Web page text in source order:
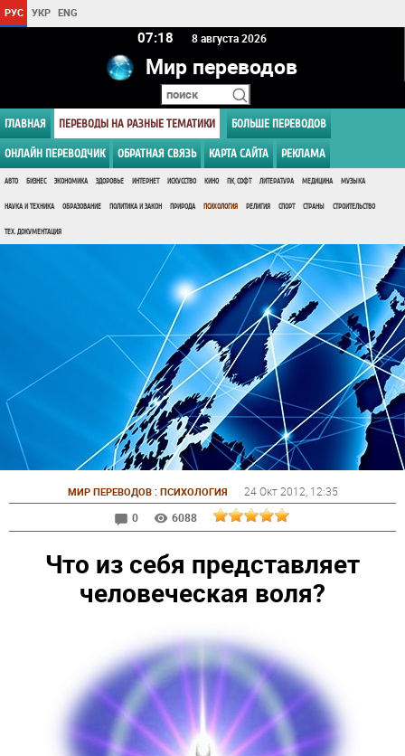
РУС УКР ENG
07 18 8 августа 2026
Мир переводов
ГЛАВНАЯ ПЕРЕВОДЫ НА РАЗНЫЕ ТЕМАТИКИ БОЛЬШЕ ПЕРЕВОДОВ
ОНЛАЙН ПЕРЕВОДЧИК ОБРАТНАЯ СВЯЗЬ КАРТА САЙТА РЕКЛАМА
АВТО БИЗНЕС ЭКОНОМИКА ЗДОРОВЬЕ ИНТЕРНЕТ ИСКУССТВО КИНО ПК, СОФТ ЛИТЕРАТУРА МЕДИЦИНА МУЗЫКА
НАУКА И ТЕХНИКА ОБРАЗОВАНИЕ ПОЛИТИКА И ЗАКОН ПРИРОДА ПСИХОЛОГИЯ РЕЛИГИЯ СПОРТ СТРАНЫ СТРОИТЕЛЬСТВО
ТЕХ. ДОКУМЕНТАЦИЯ
МИР ПЕРЕВОДОВ: ПСИХОЛОГИЯ 24 Окт 2012 , 12:35
0
6088
Что из себя представляет
человеческая воля?